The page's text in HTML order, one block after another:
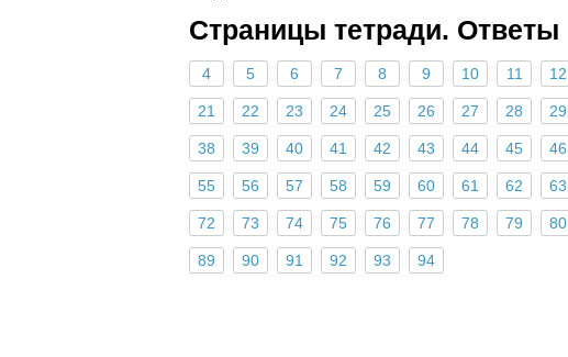
Страницы тетради. Ответы
4 5 6 7 8 9 10 11 12
21 22 23 24 25 26 27 28 29
38 39 40 41 42 43 44 45 46
55 56 57 58 59 60 61 62 63
72 73 74 75 76 77 78 79 80
89 90 91 92 93 94